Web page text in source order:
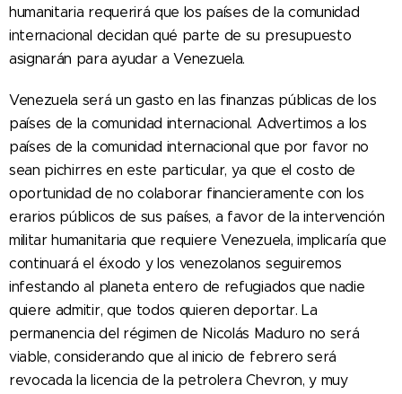
humanitaria requerirá que los países de la comunidad
internacional decidan qué parte de su presupuesto
asignarán para ayudar a Venezuela.
Venezuela será un gasto en las finanzas públicas de los
países de la comunidad internacional. Advertimos a los
países de la comunidad internacional que por favor no
sean pichirres en este particular, ya que el costo de
oportunidad de no colaborar financieramente con los
erarios públicos de sus países, a favor de la intervención
militar humanitaria que requiere Venezuela, implicaría que
continuará el éxodo y los venezolanos seguiremos
infestando al planeta entero de refugiados que nadie
quiere admitir, que todos quieren deportar. La
permanencia del régimen de Nicolás Maduro no será
viable, considerando que al inicio de febrero será
revocada la licencia de la petrolera Chevron, y muy